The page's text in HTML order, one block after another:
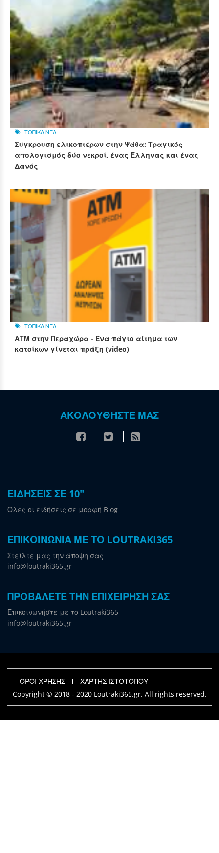
ΤΟΠΙΚΑ ΝΕΑ
Σύγκρουση ελικοπτέρων στην Ψάθα: Τραγικός
απολογισμός δύο νεκροί, ένας Έλληνας και ένας
Δανός
ΤΟΠΙΚΑ ΝΕΑ
ΑΤΜ στην Περαχώρα - Ένα πάγιο αίτημα των
κατοίκων γίνεται πράξη (video)
ΑΚΟΛΟΥΘΗΣΤΕ ΜΑΣ
ΕΙΔΗΣΕΙΣ ΣΕ 10"
Όλες οι ειδήσεις σε μορφή Blog
ΕΠΙΚΟΙΝΩΝΙΑ ΜΕ ΤΟ LOUTRAKI365
Στείλτε μας την άποψη σας
info@loutraki365.gr
ΠΡΟΒΑΛΕΤΕ ΤΗΝ ΕΠΙΧΕΙΡΗΣΗ ΣΑΣ
Επικοινωνήστε με το Loutraki365
info@loutraki365.gr
ΟΡΟΙ ΧΡΗΣΗΣ
ΧΑΡΤΗΣ ΙΣΤΟΤΟΠΟΥ
Copyright © 2018 - 2020 Loutraki365.gr. All rights reserved.